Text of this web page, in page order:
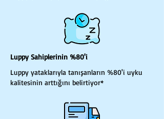
Luppy Sahiplerinin %80'i
Luppy yataklarıyla tanışanların %80'i uyku
kalitesinin arttığını belirtiyor*